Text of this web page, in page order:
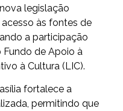
legislação
às fontes de
a participação
de Apoio à
à Cultura (LIC).
fortalece a
permitindo que